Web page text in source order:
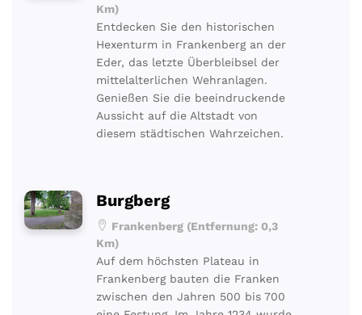
Km)
Entdecken Sie den historischen
Hexenturm in Frankenberg an der
Eder, das letzte Überbleibsel der
mittelalterlichen Wehranlagen.
Genießen Sie die beeindruckende
Aussicht auf die Altstadt von
diesem städtischen Wahrzeichen.
Burgberg
Frankenberg (Entfernung: 0,3
Km)
Auf dem höchsten Plateau in
Frankenberg bauten die Franken
zwischen den Jahren 500 bis 700